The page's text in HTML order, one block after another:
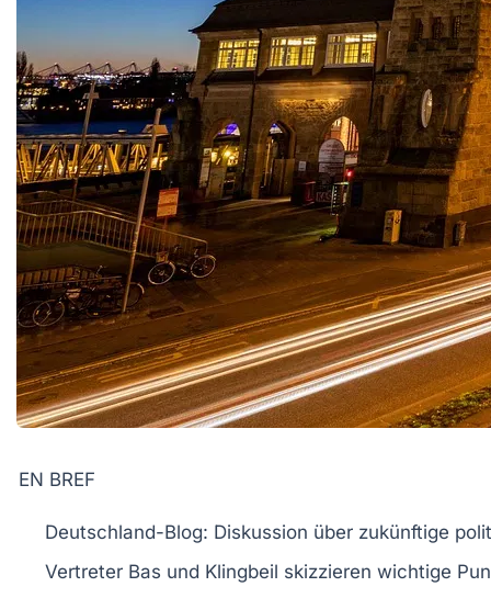
EN BREF
Deutschland-Blog: Diskussion über zukünftige
Vertreter Bas und Klingbeil skizzieren wichtige